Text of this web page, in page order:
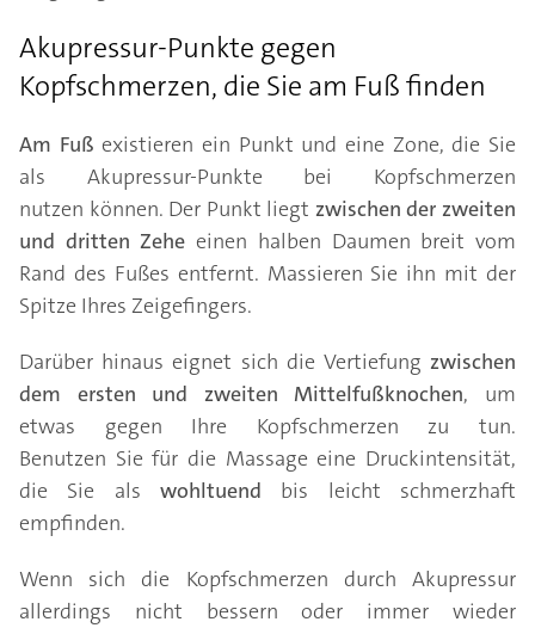
Akupressur-Punkte gegen
Kopfschmerzen, die Sie am Fuß finden
Am Fuß existieren ein Punkt und eine Zone, die Sie
als Akupressur-Punkte bei Kopfschmerzen
nutzen können. Der Punkt liegt zwischen der zweiten
und dritten Zehe einen halben Daumen breit vom
Rand des Fußes entfernt. Massieren Sie ihn mit der
Spitze Ihres Zeigefingers.
Darüber hinaus eignet sich die Vertiefung zwischen
dem ersten und zweiten Mittelfußknochen, um
etwas gegen Ihre Kopfschmerzen zu tun.
Benutzen Sie für die Massage eine Druckintensität,
die Sie als wohltuend bis leicht schmerzhaft
empfinden.
Wenn sich die Kopfschmerzen durch Akupressur
allerdings nicht bessern oder immer wieder